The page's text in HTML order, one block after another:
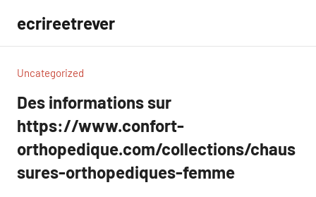
contenu
ecrireetrever
Uncategorized
Des informations sur
https://www.confort-
orthopedique.com/collections/chaus
sures-orthopediques-femme